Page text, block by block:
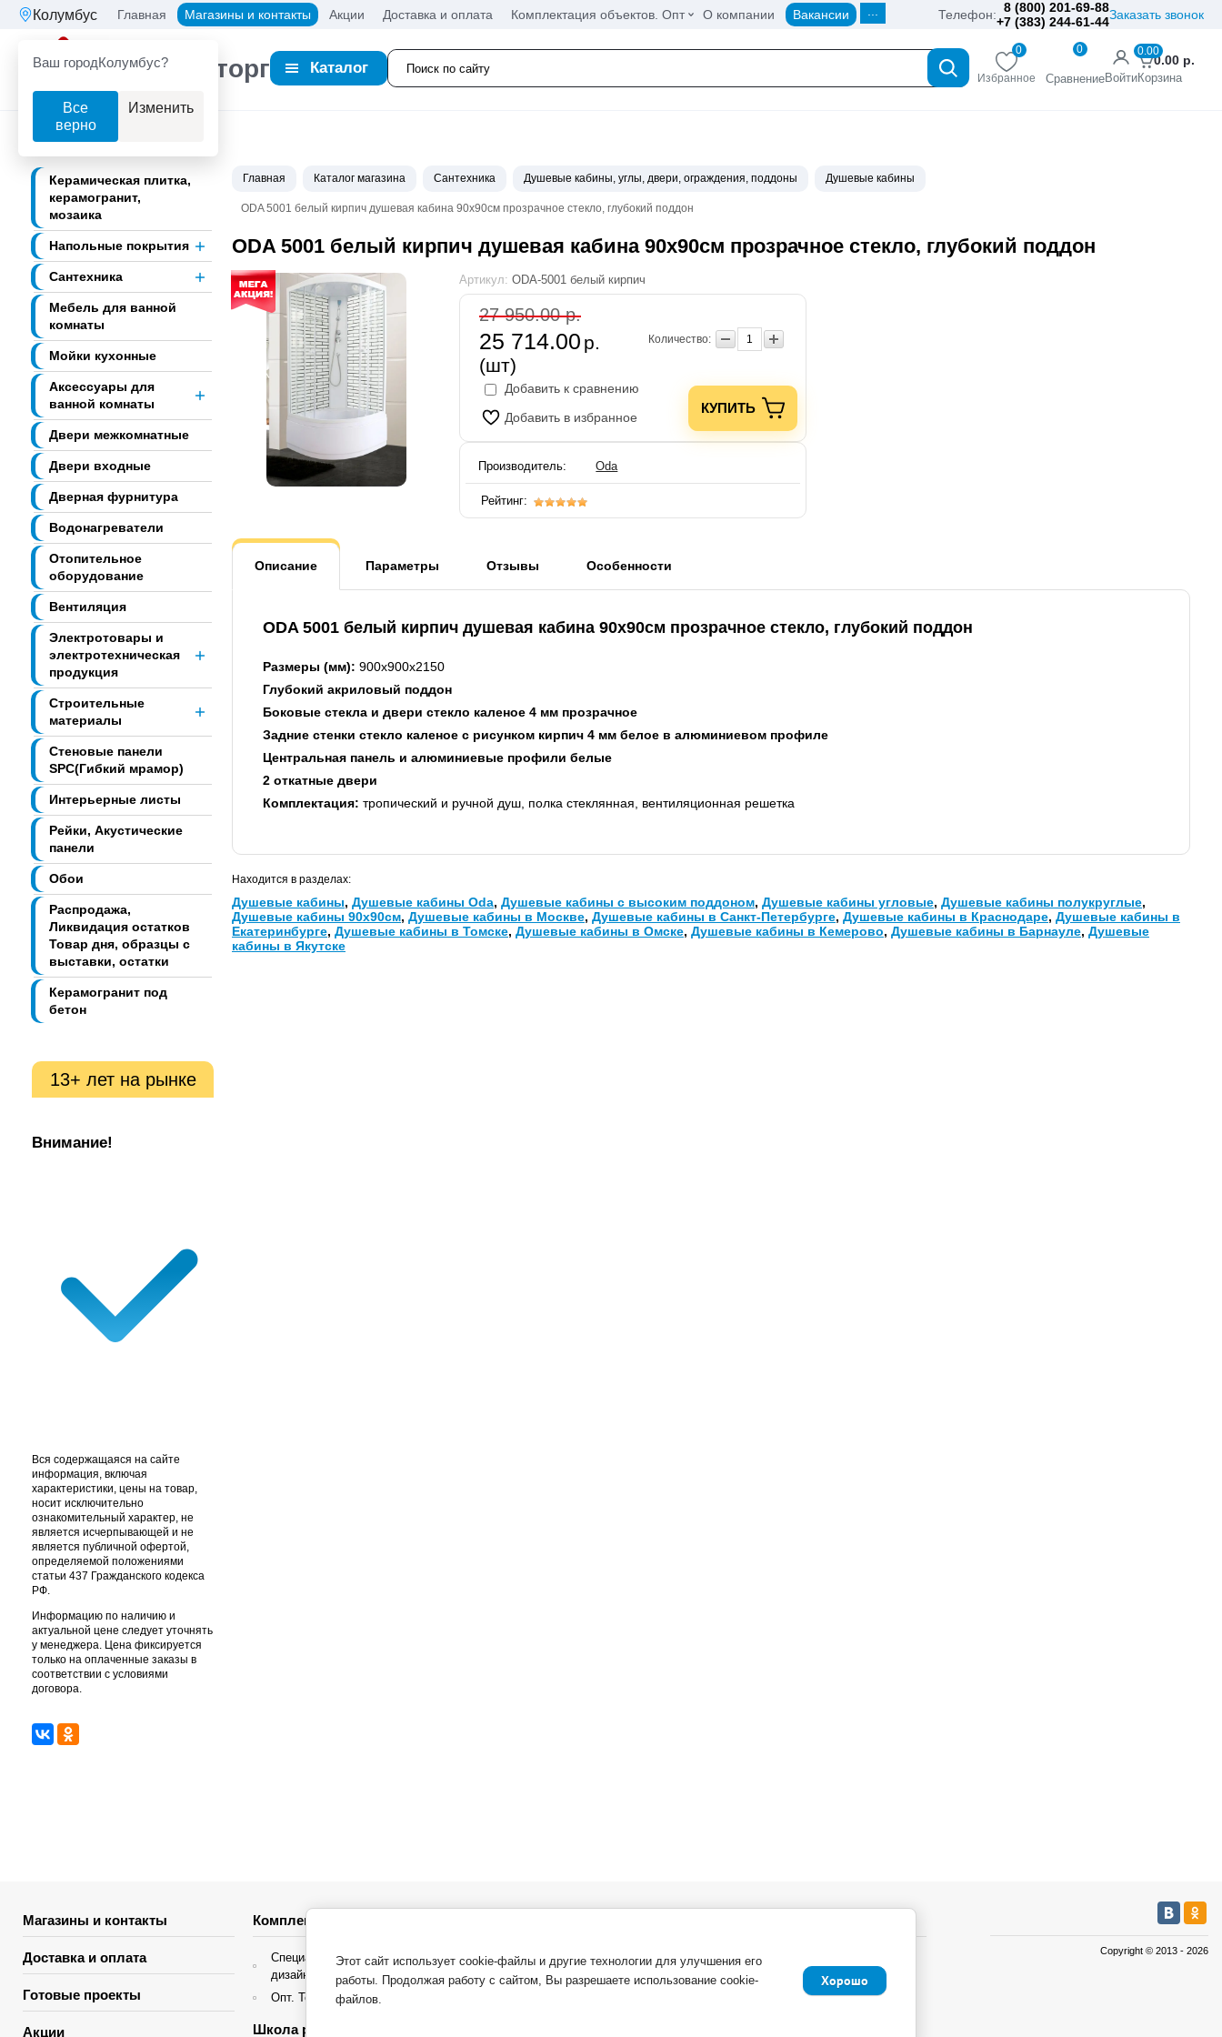
Колумбус
Ваш городКолумбус?
Все
верно
Изменить
Главная Магазины и контакты Акции Доставка и оплата Комплектация объектов. Опт О компании Вакансии Телефон: 8 (800) 201-69-88
+7 (383) 244-61-44Заказать звонок
Партнерторг Каталог
0
Избранное Сравнение
0
Войти
0.00
0.00 р.
Корзина
Керамическая плитка,
керамогранит,
мозаика
Напольные покрытия
Сантехника
Мебель для ванной
комнаты
Мойки кухонные
Аксессуары для
ванной комнаты
Двери межкомнатные
Двери входные
Дверная фурнитура
Водонагреватели
Отопительное
оборудование
Вентиляция
Электротовары и
электротехническая
продукция
Строительные
материалы
Стеновые панели
SPC(Гибкий мрамор)
Интерьерные листы
Рейки, Акустические
панели
Обои
Распродажа,
Ликвидация остатков
Товар дня, образцы с
выставки, остатки
Керамогранит под
бетон
13+ лет на рынке
Внимание!
Вся содержащаяся на сайте
информация, включая
характеристики, цены на товар,
носит исключительно
ознакомительный характер, не
является исчерпывающей и не
является публичной офертой,
определяемой положениями
статьи 437 Гражданского кодекса
РФ.
Информацию по наличию и
актуальной цене следует уточнять
у менеджера. Цена фиксируется
только на оплаченные заказы в
соответствии с условиями
договора.
Главная Каталог магазина Сантехника Душевые кабины, углы, двери, ограждения, поддоны Душевые кабины
ODA 5001 белый кирпич душевая кабина 90х90см прозрачное стекло, глубокий поддон
ODA 5001 белый кирпич душевая кабина 90х90см прозрачное стекло, глубокий поддон
Артикул: ODA-5001 белый кирпич
27 950.00 р.
25 714.00 р.
(шт)
Количество:
Добавить к сравнению
Добавить в избранное
КУПИТЬ
Производитель: Oda
Рейтинг:
Описание Параметры Отзывы Особенности
ODA 5001 белый кирпич душевая кабина 90х90см прозрачное стекло, глубокий поддон
Размеры (мм): 900х900х2150
Глубокий акриловый поддон
Боковые стекла и двери стекло каленое 4 мм прозрачное
Задние стенки стекло каленое с рисунком кирпич 4 мм белое в алюминиевом профиле
Центральная панель и алюминиевые профили белые
2 откатные двери
Комплектация: тропический и ручной душ, полка стеклянная, вентиляционная решетка
Находится в разделах:
Душевые кабины, Душевые кабины Oda, Душевые кабины с высоким поддоном, Душевые кабины угловые, Душевые кабины полукруглые,
Душевые кабины 90х90см, Душевые кабины в Москве, Душевые кабины в Санкт-Петербурге, Душевые кабины в Краснодаре, Душевые кабины в
Екатеринбурге, Душевые кабины в Томске, Душевые кабины в Омске, Душевые кабины в Кемерово, Душевые кабины в Барнауле, Душевые
кабины в Якутске
Магазины и контакты
Доставка и оплата
Готовые проекты
Акции
Комплектация объектов. Опт
Специальные условия для
дизайнеров интерьера
Опт. Торгующие организации
Школа ремонта
Новости
Возврат товара
Приемка товара
Copyright © 2013 - 2026
Этот сайт использует cookie-файлы и другие технологии для улучшения его
работы. Продолжая работу с сайтом, Вы разрешаете использование cookie-
файлов.
Хорошо